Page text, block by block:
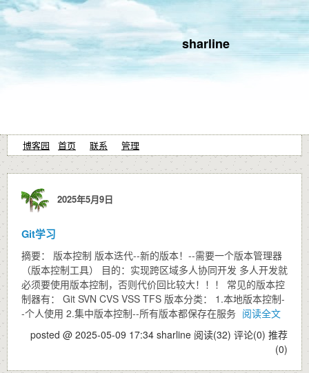
sharline
博客园 首页 联系 管理
2025年5月9日
Git学习
摘要： 版本控制 版本迭代--新的版本！--需要一个版本管理器
（版本控制工具） 目的：实现跨区域多人协同开发 多人开发就
必须要使用版本控制，否则代价回比较大！！！ 常见的版本控
制器有： Git SVN CVS VSS TFS 版本分类： 1.本地版本控制-
-个人使用 2.集中版本控制--所有版本都保存在服务 阅读全文
posted @ 2025-05-09 17:34 sharline 阅读(32) 评论(0) 推荐
(0)